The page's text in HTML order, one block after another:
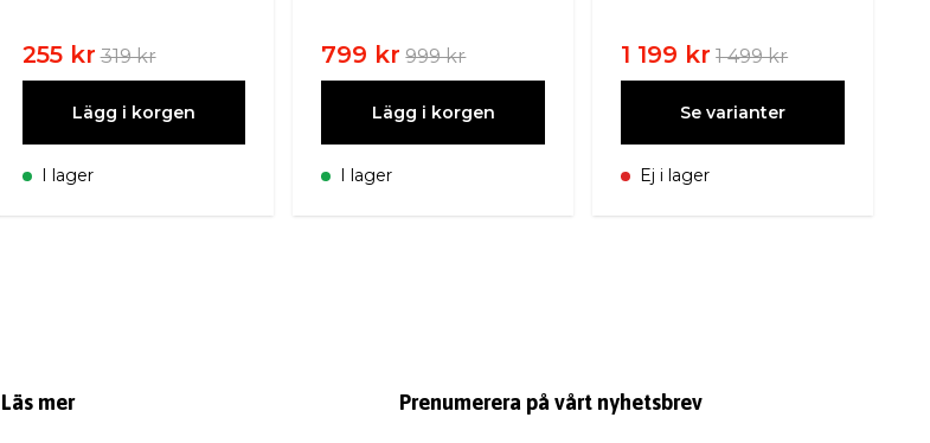
255 kr 319 kr
Lägg i korgen
I lager
799 kr 999 kr
Lägg i korgen
I lager
1 199 kr 1 499 kr
Se varianter
Ej i lager
Läs mer Prenumerera på vårt nyhetsbrev